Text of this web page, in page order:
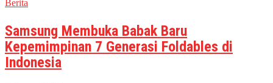
Berita
Samsung Membuka Babak Baru
Kepemimpinan 7 Generasi Foldables di
Indonesia